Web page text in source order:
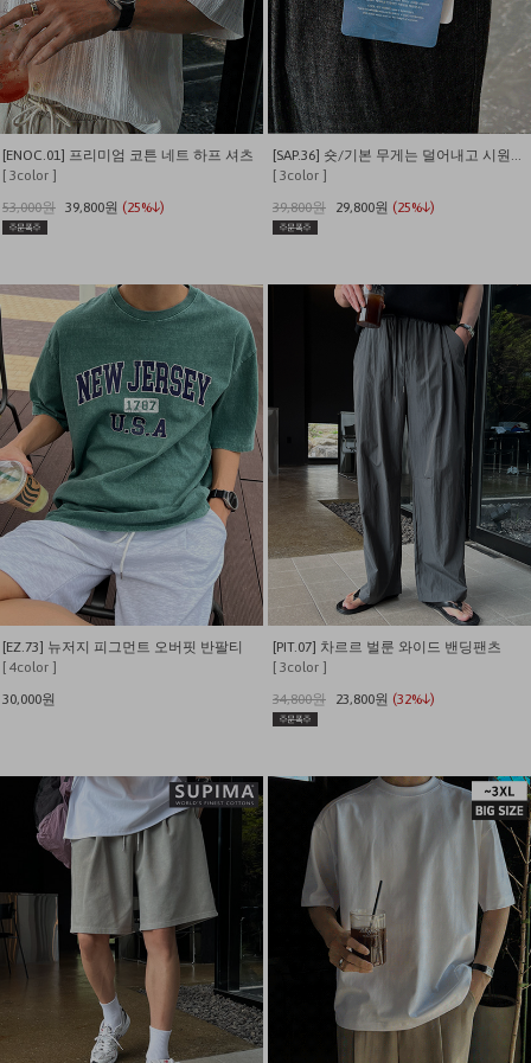
[ENOC.01] 프리미엄 코튼 네트 하프 셔츠
[ 3color ]
53,000원 39,800원 (25%↓)
[ 3color ]
39,800원
29,800원 (25%↓)
[EZ.73] 뉴저지 피그먼트 오버핏 반팔티
[ 4color ]
30,000원
[PIT.07] 차르르 벌룬 와이드 밴딩팬츠
[ 3color ]
34,800원
23,800원 (32%↓)